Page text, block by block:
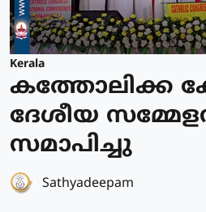
Kerala
കത്തോലിക്ക
ദേശീയ
സമാപിച്ചു
Sathyadeepam